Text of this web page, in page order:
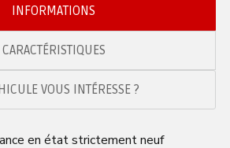
INFORMATIONS
CARACTÉRISTIQUES
VOUS INTÉRESSE ?
en état strictement neuf